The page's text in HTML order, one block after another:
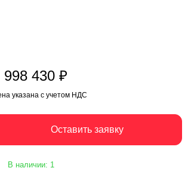
998 430 ₽
указана с учетом НДС
Оставить заявку
В наличии: 1